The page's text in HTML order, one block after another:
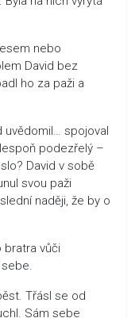
nebo
David bez
ho za paži a
uvědomil… spojoval
podezřelý –
David v sobě
svou paži
naději, že by o
bratra vůči
Třásl se od
Sám sebe